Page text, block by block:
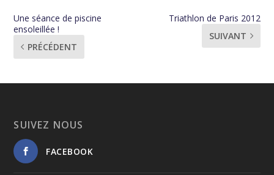
Une séance de piscine
ensoleillée !
PRÉCÉDENT
Triathlon de Paris 2012
SUIVANT
SUIVEZ NOUS
FACEBOOK